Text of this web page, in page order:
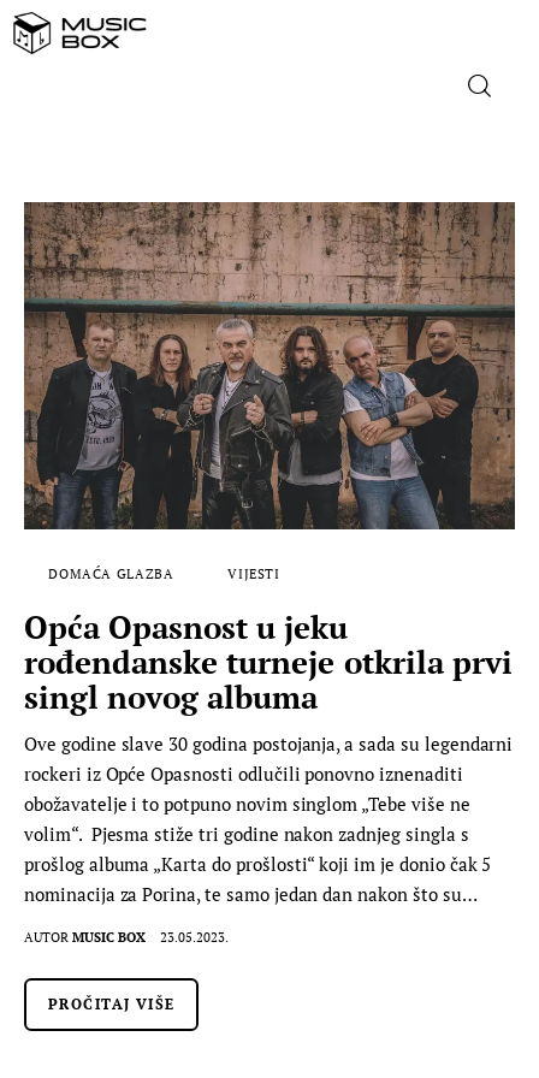
DOMAĆA GLAZBA
STRANA GLAZBA
FILM
MUSIC BOX
DOMAĆA GLAZBA VIJESTI
Opća Opasnost u jeku
rođendanske turneje otkrila prvi
singl novog albuma
Ove godine slave 30 godina postojanja, a sada su legendarni
rockeri iz Opće Opasnosti odlučili ponovno iznenaditi
obožavatelje i to potpuno novim singlom „Tebe više ne
volim“. Pjesma stiže tri godine nakon zadnjeg singla s
prošlog albuma „Karta do prošlosti“ koji im je donio čak 5
nominacija za Porina, te samo jedan dan nakon što su…
AUTOR MUSIC BOX 23.05.2023.
PROČITAJ VIŠE